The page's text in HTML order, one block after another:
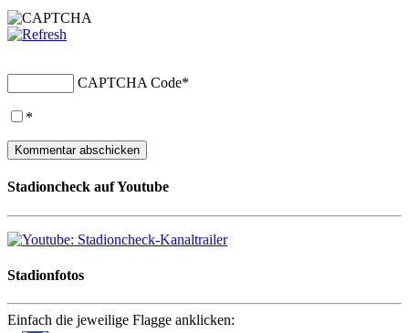
CAPTCHA Code*
*
Stadioncheck auf Youtube
Stadionfotos
Einfach die jeweilige Flagge anklicken: